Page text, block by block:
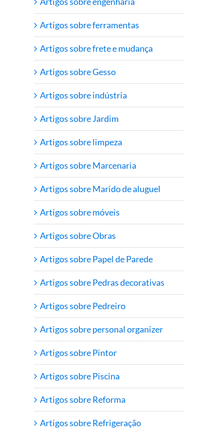
Artigos sobre ferramentas
Artigos sobre frete e mudança
Artigos sobre Gesso
Artigos sobre indústria
Artigos sobre Jardim
Artigos sobre limpeza
Artigos sobre Marcenaria
Artigos sobre Marido de aluguel
Artigos sobre móveis
Artigos sobre Obras
Artigos sobre Papel de Parede
Artigos sobre Pedras decorativas
Artigos sobre Pedreiro
Artigos sobre personal organizer
Artigos sobre Pintor
Artigos sobre Piscina
Artigos sobre Reforma
Artigos sobre Refrigeração